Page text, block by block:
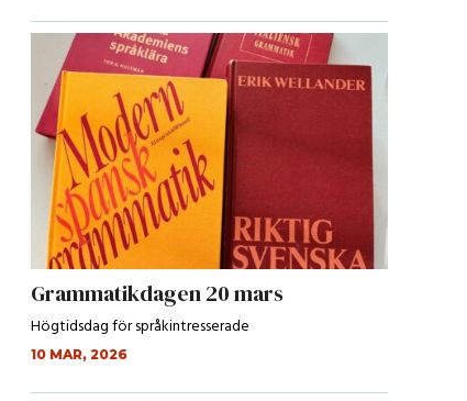
Grammatikdagen 20 mars
Högtidsdag för språkintresserade
10 MAR, 2026